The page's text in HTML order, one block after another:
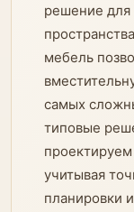
решение для
мебель
самых
типовые
учитывая
планировки